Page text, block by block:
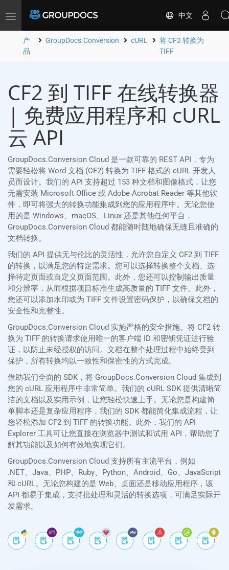
Toggle
中文
产
品
GroupDocs.Conversion cURL
将 CF2 转换为
TIFF
CF2 到 TIFF 在线转换器
| 免费应用程序和 cURL
云 API
GroupDocs.Conversion Cloud 是一款可靠的 REST API，专为
需要轻松将 Word 文档 (CF2) 转换为 TIFF 格式的 cURL 开发人
员而设计。我们的 API 支持超过 153 种文档和图像格式，让您
无需安装 Microsoft Office 或 Adobe Acrobat Reader 等其他软
件，即可将强大的转换功能集成到您的应用程序中。无论您使
用的是 Windows、macOS、Linux 还是其他任何平台，
GroupDocs.Conversion Cloud 都能随时随地确保无缝且准确的
文档转换。
我们的 API 提供无与伦比的灵活性，允许您自定义 CF2 到 TIFF
的转换，以满足您的特定需求。您可以选择转换整个文档、选
择特定页面或自定义页面范围。此外，您还可以控制输出质量
和分辨率，从而根据项目标准生成高质量的 TIFF 文件。此外，
您还可以添加水印或为 TIFF 文件设置密码保护，以确保文档的
安全性和完整性。
GroupDocs.Conversion Cloud 实施严格的安全措施。将 CF2 转
换为 TIFF 的转换请求使用唯一的客户端 ID 和密钥凭证进行验
证，以防止未经授权的访问。文档在整个处理过程中始终受到
保护，所有转换均以一致性和保密性的方式完成。
借助我们全面的 SDK，将 GroupDocs.Conversion Cloud 集成到
您的 cURL 应用程序中非常简单。我们的 cURL SDK 提供清晰简
洁的文档以及实用示例，让您轻松快速上手。无论您是构建简
单脚本还是复杂应用程序，我们的 SDK 都能简化集成流程，让
您轻松添加 CF2 到 TIFF 的转换功能。此外，我们的 API
Explorer 工具可让您直接在浏览器中测试和试用 API，帮助您了
解其功能以及如何有效地实现它们。
GroupDocs.Conversion Cloud 支持所有主流平台，例如
.NET、Java、PHP、Ruby、Python、Android、Go、JavaScript
和 cURL。无论您构建的是 Web、桌面还是移动应用程序，该
API 都易于集成，支持批处理和灵活的转换选项，可满足实际开
发需求。